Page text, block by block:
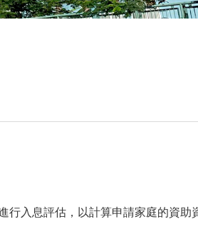
入息評估，以計算申請家庭的資助